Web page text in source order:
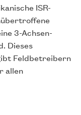
ISR-
3-Achsen-
Dieses
Feldbetreibern
allen